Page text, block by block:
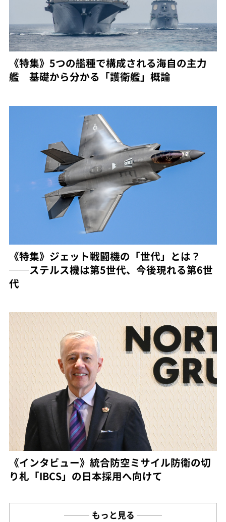
《特集》5つの艦種で構成される海自の主力
艦 基礎から分かる「護衛艦」概論
《特集》ジェット戦闘機の「世代」とは？
──ステルス機は第5世代、今後現れる第6世
代
《インタビュー》統合防空ミサイル防衛の切
り札「IBCS」の日本採用へ向けて
もっと見る